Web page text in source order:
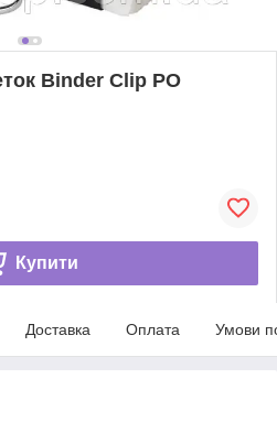
Binder Clip PO
Купити
Доставка Оплата Умови